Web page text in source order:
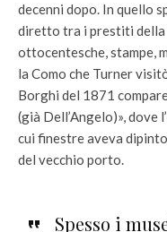
decenni dopo. In quello
diretto tra i prestiti della
ottocentesche, stampe,
la Como che Turner
Borghi del 1871
(già Dell’Angelo)»,
cui finestre aveva
del vecchio porto.
Spesso i